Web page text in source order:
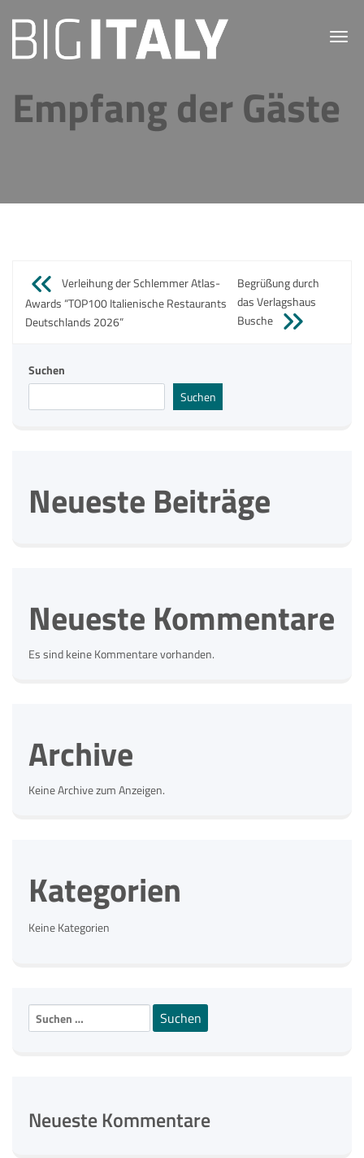
Empfang der Gäste
Beitragsnavigation
Verleihung der Schlemmer Atlas-
Awards “TOP100 Italienische Restaurants
Deutschlands 2026”
Begrüßung durch
das Verlagshaus
Busche
Suchen
Suchen
Neueste Beiträge
Neueste Kommentare
Es sind keine Kommentare vorhanden.
Archive
Keine Archive zum Anzeigen.
Kategorien
Keine Kategorien
Suchen
nach:
Neueste Kommentare